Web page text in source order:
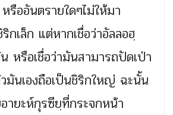
รืออันตรายใดๆไม่ให้มา
กเล็ก แต่หากเชื่อว่าอัลลอฮฺ
หรือเชื่อว่ามันสามารถปัดเป่า
มันเองถือเป็นชิริกใหญ่ ฉะนั้น
ายะห์กุรซียฺที่กระจกหน้า